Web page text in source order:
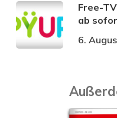
Free-
ab
6.